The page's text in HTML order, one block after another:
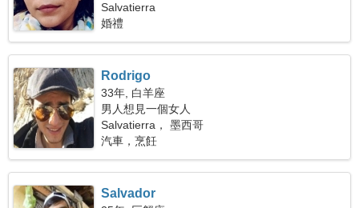
Salvatierra
婚禮
Rodrigo
33年, 白羊座
男人想見一個女人
Salvatierra， 墨西哥
汽車，烹飪
Salvador